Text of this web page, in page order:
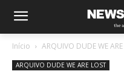
Início ARQUIVO DUDE WE
ARQUIVO DUDE WE ARE LOST